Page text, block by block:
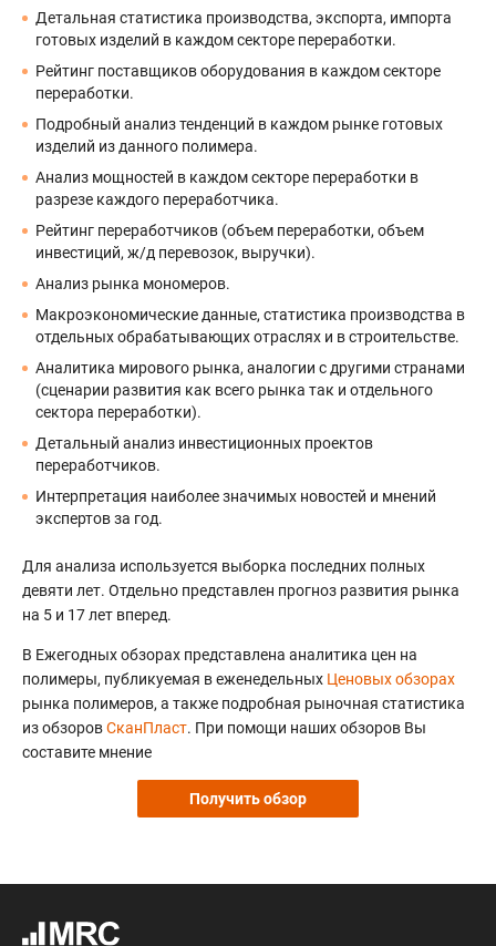
Детальная статистика производства, экспорта, импорта
готовых изделий в каждом секторе переработки.
Рейтинг поставщиков оборудования в каждом секторе
переработки.
Подробный анализ тенденций в каждом рынке готовых
изделий из данного полимера.
Анализ мощностей в каждом секторе переработки в
разрезе каждого переработчика.
Рейтинг переработчиков (объем переработки, объем
инвестиций, ж/д перевозок, выручки).
Анализ рынка мономеров.
Макроэкономические данные, статистика производства в
отдельных обрабатывающих отраслях и в строительстве.
Аналитика мирового рынка, аналогии с другими странами
(сценарии развития как всего рынка так и отдельного
сектора переработки).
Детальный анализ инвестиционных проектов
переработчиков.
Интерпретация наиболее значимых новостей и мнений
экспертов за год.
Для анализа используется выборка последних полных
девяти лет. Отдельно представлен прогноз развития рынка
на 5 и 17 лет вперед.
В Ежегодных обзорах представлена аналитика цен на
полимеры, публикуемая в еженедельных Ценовых обзорах
рынка полимеров, а также подробная рыночная статистика
из обзоровСканПласт. При помощи наших обзоров Вы
составите мнение
Получить обзор